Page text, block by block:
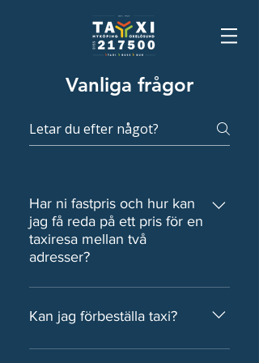
Vanliga frågor
Har ni fastpris och hur kan
jag få reda på ett pris för en
taxiresa mellan två
adresser?
- Enklast är att använda vår
webbokning. Fyll i ”Från- och
(Resa bokas inte nu, utan du går
Kan jag förbeställa taxi?
- Ja och nej, du kan förbeställa taxi